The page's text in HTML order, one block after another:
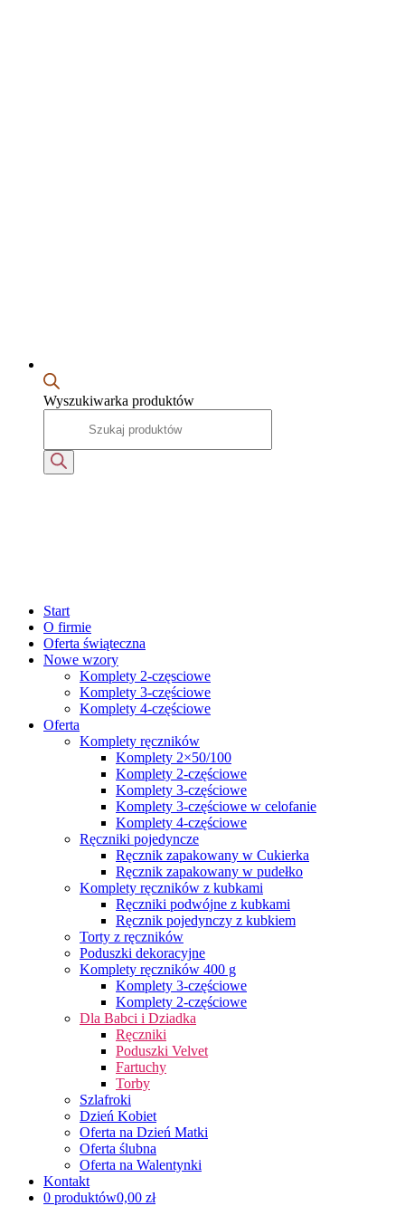
Wyszukiwarka produktów
Start
O firmie
Oferta świąteczna
Nowe wzory
Komplety 2-częsciowe
Komplety 3-częściowe
Komplety 4-częściowe
Oferta
Komplety ręczników
Komplety 2×50/100
Komplety 2-częściowe
Komplety 3-częściowe
Komplety 3-częściowe w celofanie
Komplety 4-częściowe
Ręczniki pojedyncze
Ręcznik zapakowany w Cukierka
Ręcznik zapakowany w pudełko
Komplety ręczników z kubkami
Ręczniki podwójne z kubkami
Ręcznik pojedynczy z kubkiem
Torty z ręczników
Poduszki dekoracyjne
Komplety ręczników 400 g
Komplety 3-częściowe
Komplety 2-częściowe
Dla Babci i Dziadka
Ręczniki
Poduszki Velvet
Fartuchy
Torby
Szlafroki
Dzień Kobiet
Oferta na Dzień Matki
Oferta ślubna
Oferta na Walentynki
Kontakt
0 produktów0,00 zł